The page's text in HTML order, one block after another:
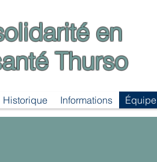
en
Thurso
Historique Informations Équipe